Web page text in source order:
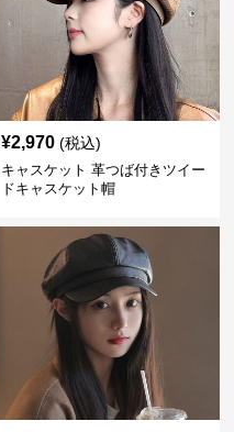
¥2,970 (税込)
キャスケット 革つば付きツイー
ドキャスケット帽